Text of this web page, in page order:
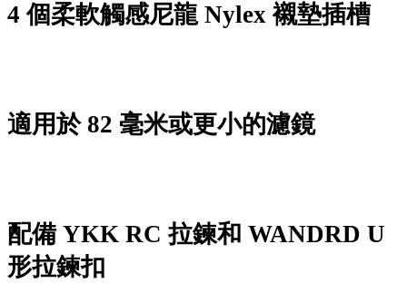
4 個柔軟觸感尼龍 Nylex 襯墊插槽
適用於 82 毫米或更小的濾鏡
配備 YKK RC 拉鍊和 WANDRD U
形拉鍊扣